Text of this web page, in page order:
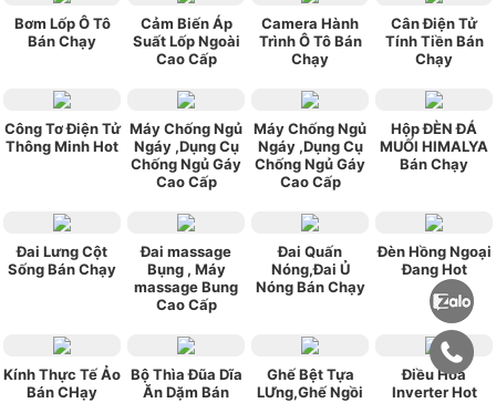
Bơm Lốp Ô Tô
Bán Chạy
Cảm Biến Áp
Suất Lốp Ngoài
Cao Cấp
Camera Hành
Trình Ô Tô Bán
Chạy
Cân Điện Tử
Tính Tiền Bán
Chạy
Công Tơ Điện Tử
Thông Minh Hot
Máy Chống Ngủ
Ngáy ,Dụng Cụ
Chống Ngủ Gáy
Cao Cấp
Máy Chống Ngủ
Ngáy ,Dụng Cụ
Chống Ngủ Gáy
Cao Cấp
Hộp ĐÈN ĐÁ
MUỐI HIMALYA
Bán Chạy
Đai Lưng Cột
Sống Bán Chạy
Đai massage
Bụng , Máy
massage Bung
Cao Cấp
Đai Quấn
Nóng,Đai Ủ
Nóng Bán Chạy
Đèn Hồng Ngoại
Đang Hot
Kính Thực Tế Ảo
Bán CHạy
Bộ Thìa Đũa Dĩa
Ăn Dặm Bán
Ghế Bệt Tựa
LƯng,Ghế Ngồi
Điều Hòa
Inverter Hot